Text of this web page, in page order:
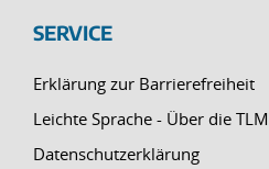
SERVICE
Erklärung zur Barrierefreiheit
Leichte Sprache - Über die TLM
Datenschutzerklärung